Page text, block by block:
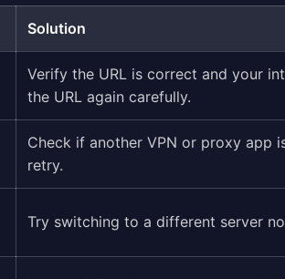
Solution
Verify the URL is correct and your
the URL again carefully.
Check if another VPN or proxy app
retry.
Try switching to a different server